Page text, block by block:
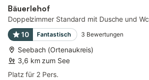
Bäuerlehof
Doppelzimmer Standard mit Dusche und Wc
10
Fantastisch 3 Bewertungen
Seebach (Ortenaukreis)
3,6 km zum See
Platz für 2 Pers.